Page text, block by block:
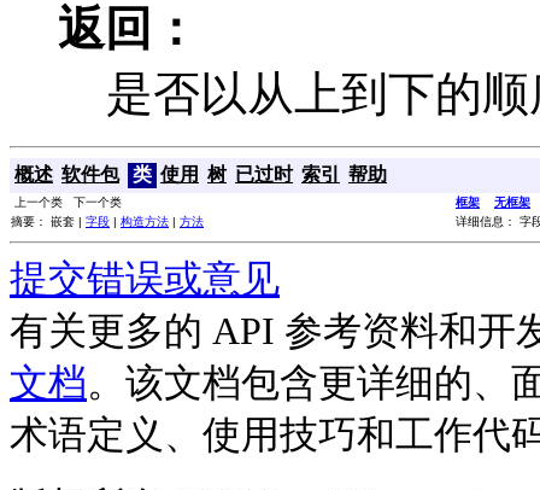
返回：
是否以从上到下的
概述 软件包 类 使用 树 已过时 索引 帮助
上一个类 下一个类 框架
无框架
摘要： 嵌套 | 字段 | 构造方法 | 方法 详细信息： 字
提交错误或意见
有关更多的 API 参考资料和开
文档。该文档包含更详细的、
术语定义、使用技巧和工作代